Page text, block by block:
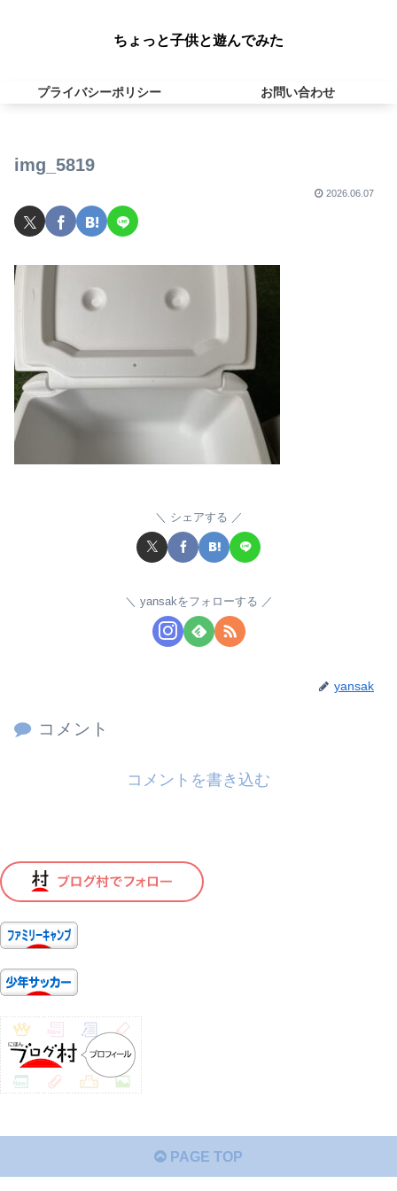
ちょっと子供と遊んでみた
プライバシーポリシー お問い合わせ
img_5819
2026.06.07
シェアする
yansakをフォローする
yansak
コメント
コメントを書き込む
PAGE TOP